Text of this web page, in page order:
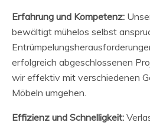
Erfahrung und Kompetenz:
bewältigt mühelos selbst
erfolgreich abgeschlossenen
wir effektiv mit verschiedenen
Möbeln umgehen.
Effizienz und Schnelligkeit: